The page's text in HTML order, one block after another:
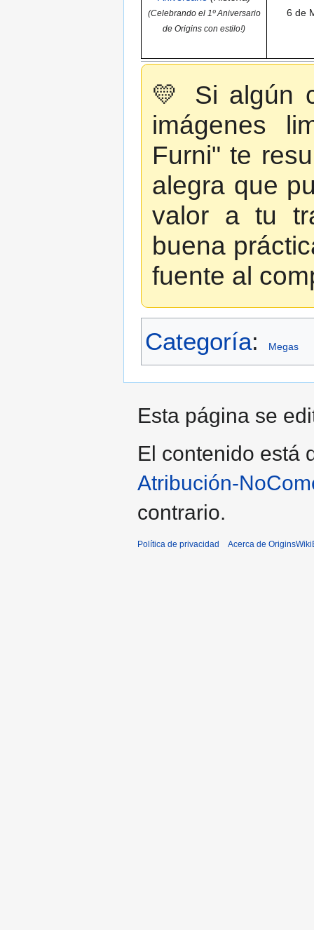
(Celebrando el 1º Aniversario
de Origins con estilo!)
6 de
💛 Si algún
imágenes
Furni" te
alegra que
valor a tu
buena
fuente al
Categoría: Megas
Esta página se
El contenido está
Atribución-
contrario.
Política de privacidad Acerca de